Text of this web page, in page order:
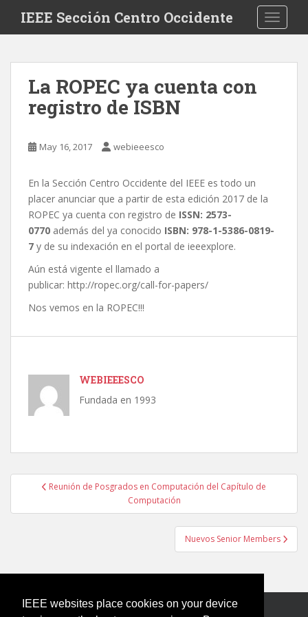
IEEE websites place cookies on your device
IEEE Sección Centro Occidente
La ROPEC ya cuenta con
registro de ISBN
May 16, 2017 webieeesco
En la Sección Centro Occidente del IEEE es todo un
placer anunciar que a partir de esta edición 2017 de la
ROPEC ya cuenta con registro de ISSN: 2573-
0770 además del ya conocido ISBN: 978-1-5386-0819-
7 y de su indexación en el portal de ieeexplore.
Aún está vigente el llamado a
publicar: http://ropec.org/call-for-papers/
Nos vemos en la ROPEC!!!
WEBIEEESCO
Fundada en 1993
Post Reunión de Posgrados en Computación del Capítulo de
Computación
Nuevos Senior Members